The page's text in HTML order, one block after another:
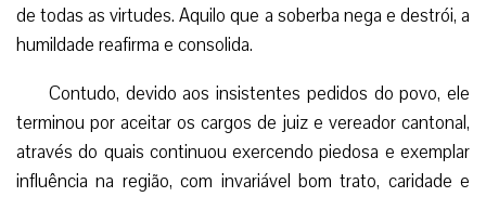
de todas as virtudes. Aquilo que a soberba nega e destrói, a
humildade reafirma e consolida.
Contudo, devido aos insistentes pedidos do povo, ele
terminou por aceitar os cargos de juiz e vereador cantonal,
através do quais continuou exercendo piedosa e exemplar
influência na região, com invariável bom trato, caridade e